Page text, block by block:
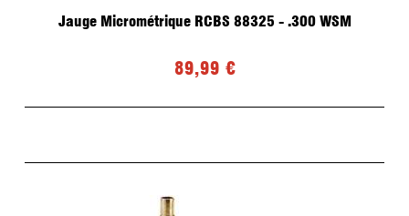
Jauge Micrométrique RCBS 88325 - .300 WSM
89,99 €